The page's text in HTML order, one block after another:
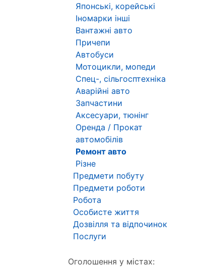
Японські, корейські
Іномарки інші
Вантажні авто
Причепи
Автобуси
Мотоцикли, мопеди
Спец-, сільгосптехніка
Аварійні авто
Запчастини
Аксесуари, тюнінг
Оренда / Прокат
автомобілів
Ремонт авто
Різне
Предмети побуту
Предмети роботи
Робота
Особисте життя
Дозвілля та відпочинок
Послуги
Оголошення у містах: